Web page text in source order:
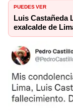
PUEDES VER
Luis Castañeda
exalcalde de